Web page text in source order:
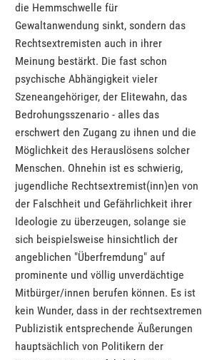
die Hemmschwelle für
Gewaltanwendung sinkt, sondern das
Rechtsextremisten auch in ihrer
Meinung bestärkt. Die fast schon
psychische Abhängigkeit vieler
Szeneangehöriger, der Elitewahn, das
Bedrohungsszenario - alles das
erschwert den Zugang zu ihnen und die
Möglichkeit des Herauslösens solcher
Menschen. Ohnehin ist es schwierig,
jugendliche Rechtsextremist(inn)en von
der Falschheit und Gefährlichkeit ihrer
Ideologie zu überzeugen, solange sie
sich beispielsweise hinsichtlich der
angeblichen "Überfremdung" auf
prominente und völlig unverdächtige
Mitbürger/innen berufen können. Es ist
kein Wunder, dass in der rechtsextremen
Publizistik entsprechende Äußerungen
hauptsächlich von Politikern der